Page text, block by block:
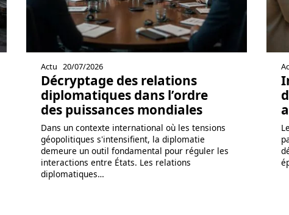
Actu 20/07/2026
Décryptage des relations
diplomatiques dans l’ordre
des puissances mondiales
Dans un contexte international où les tensions
géopolitiques s'intensifient, la diplomatie
demeure un outil fondamental pour réguler les
interactions entre États. Les relations
diplomatiques…